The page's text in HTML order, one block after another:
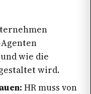
wie die
wird.
HR muss von